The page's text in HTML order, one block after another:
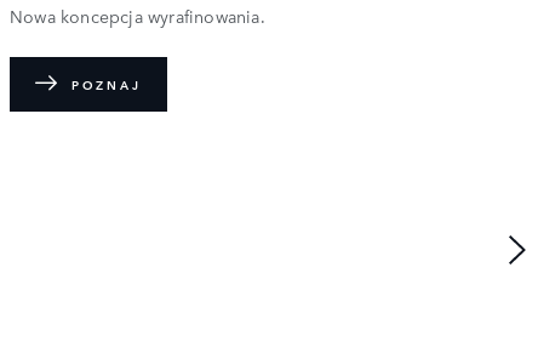
Nowa koncepcja wyrafinowania.
POZNAJ